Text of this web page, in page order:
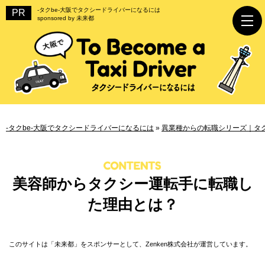
-タクbe-大阪でタクシードライバーになるには
sponsored by 未来都
-タクbe-大阪でタクシードライバーになるには » 異業種からの転職シリーズ｜タ
美容師からタクシー運転手に転職し
た理由とは？
このサイトは「未来都」をスポンサーとして、Zenken株式会社が運営しています。